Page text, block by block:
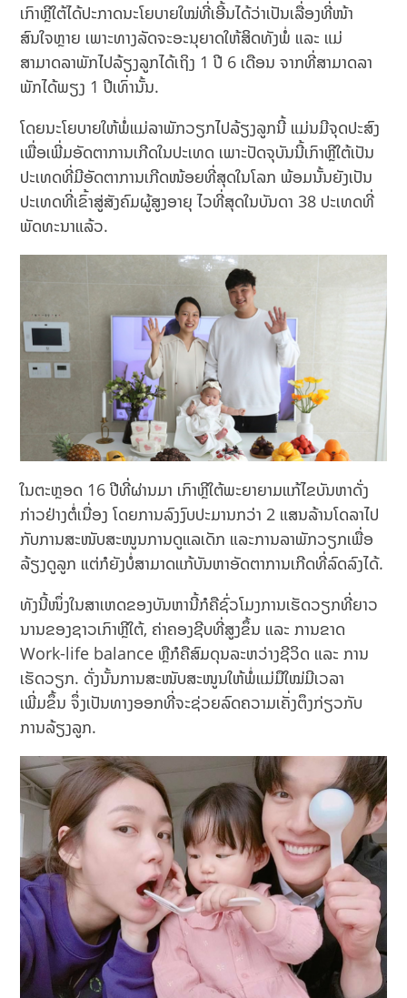
ເກົາຫຼີໃຕ້ໄດ້ປະກາດນະໂຍບາຍໃໝ່ທີ່ເອີ້ນໄດ້ວ່າເປັນເລື່ອງທີ່ໜ້າ
ສົນໃຈຫຼາຍ ເພາະທາງລັດຈະອະນຸຍາດໃຫ້ສິດທັງພໍ່ ແລະ ແມ່
ສາມາດລາພັກໄປລ້ຽງລູກໄດ້ເຖິງ 1 ປີ 6 ເດືອນ ຈາກທີ່ສາມາດລາ
ພັກໄດ້ພຽງ 1 ປີເທົ່ານັ້ນ.
ໂດຍນະໂຍບາຍໃຫ້ພໍ່ແມ່ລາພັກວຽກໄປລ້ຽງລູກນີ້ ແມ່ນມີຈຸດປະສົງ
ເພື່ອເພີ່ມອັດຕາການເກີດໃນປະເທດ ເພາະປັດຈຸບັນນີ້ເກົາຫຼີໃຕ້ເປັນ
ປະເທດທີ່ມີອັດຕາການເກີດໜ້ອຍທີ່ສຸດໃນໂລກ ພ້ອມນັ້ນຍັງເປັນ
ປະເທດທີ່ເຂົ້າສູ່ສັງຄົມຜູ້ສູງອາຍຸ ໄວທີ່ສຸດໃນບັນດາ 38 ປະເທດທີ່
ພັດທະນາແລ້ວ.
ໃນຕະຫຼອດ 16 ປີທີ່ຜ່ານມາ ເກົາຫຼີໃຕ້ພະຍາຍາມແກ້ໄຂບັນຫາດັ່ງ
ກ່າວຢ່າງຕໍ່ເນື່ອງ ໂດຍການລົງງົບປະມານກວ່າ 2 ແສນລ້ານໂດລາໄປ
ກັບການສະໜັບສະໜູນການດູແລເດັກ ແລະການລາພັກວຽກເພື່ອ
ລ້ຽງດູລູກ ແຕ່ກໍຍັງບໍ່ສາມາດແກ້ບັນຫາອັດຕາການເກີດທີ່ລົດລົງໄດ້.
ທັງນີ້ໜຶ່ງໃນສາເຫດຂອງບັນຫານີ້ກໍຄືຊົ່ວໂມງການເຮັດວຽກທີ່ຍາວ
ນານຂອງຊາວເກົາຫຼີໃຕ້, ຄ່າຄອງຊີບທີ່ສູງຂຶ້ນ ແລະ ການຂາດ
Work-life balance ຫຼືກໍຄືສົມດຸນລະຫວ່າງຊີວິດ ແລະ ການ
ເຮັດວຽກ. ດັ່ງນັ້ນການສະໜັບສະໜູນໃຫ້ພໍ່ແມ່ມືໃໝ່ມີເວລາ
ເພີ່ມຂຶ້ນ ຈຶ່ງເປັນທາງອອກທີ່ຈະຊ່ວຍລົດຄວາມເຄັ່ງຕຶງກ່ຽວກັບ
ການລ້ຽງລູກ.